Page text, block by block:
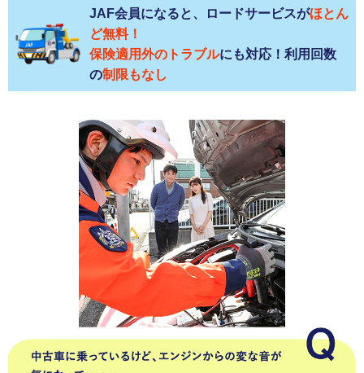
JAF会員になると、ロードサービスがほとん
ど無料！
保険適用外のトラブルにも対応！利用回数
の制限もなし